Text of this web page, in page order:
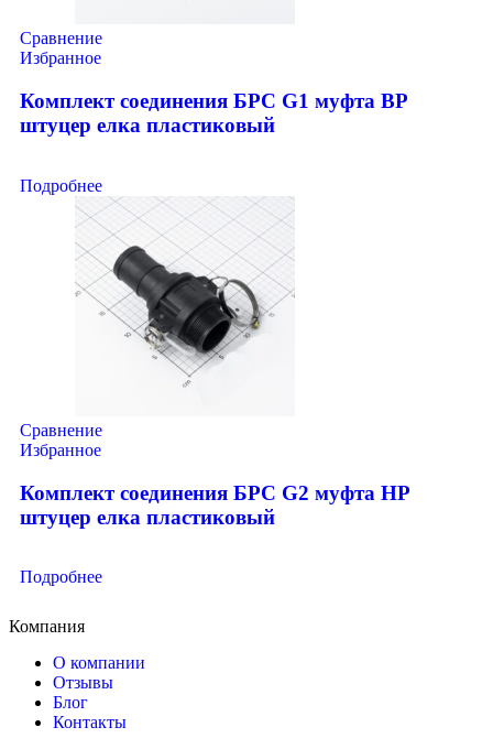
Сравнение
Избранное
Комплект соединения БРС G1 муфта ВР
штуцер елка пластиковый
Подробнее
Сравнение
Избранное
Комплект соединения БРС G2 муфта НР
штуцер елка пластиковый
Подробнее
Компания
О компании
Отзывы
Блог
Контакты